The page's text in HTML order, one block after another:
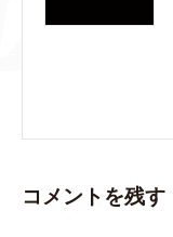
コメントを残す